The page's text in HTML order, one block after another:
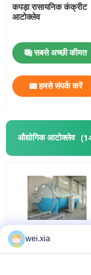
कपड़ा रासायनिक कंक्रीट
आटोक्लेव
सबसे अच्छी कीमत
हमसे संपर्क करें
औद्योगिक आटोक्लेव
दबाव रक्षा औद्योगिक
मशीन सुरक्षा गूंथ साथ
wei.xia